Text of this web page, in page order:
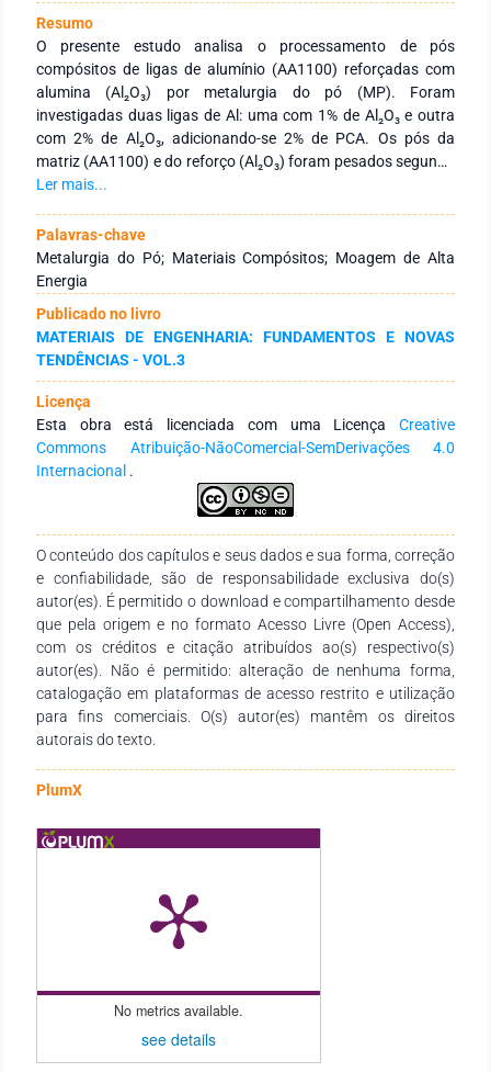
Resumo
O presente estudo analisa o processamento de pós
compósitos de ligas de alumínio (AA1100) reforçadas com
alumina (Al₂O₃) por metalurgia do pó (MP). Foram
investigadas duas ligas de Al: uma com 1% de Al₂O₃ e outra
com 2% de Al₂O₃, adicionando-se 2% de PCA. Os pós da
matriz (AA1100) e do reforço (Al₂O₃) foram pesados segundo
a composição definida e submetidos à moagem de alta
análise de tamanho de partícula (ATP), microscopia eletrônica
de varredura (MEV), espectroscopia de energia dispersiva
(EDS) e difração de raios X (DRX). Observou-se que, nos pós
reforçados com 2% de Al₂O₃, o aumento do tempo de
processamento reduziu o tamanho das partículas. Já nos
pós com 1% de Al₂O₃, após 4 horas, houve aumento do
tamanho médio das partículas, resultado da frequência de
soldagem superar a frequência de fratura. O tamanho
mediano de partícula (D50) mais satisfatório foi atingido nos
pós submetidos a 2 horas de MAE. Além disso, a morfologia
apresentou-se irregular e achatada, típica do processo de
moagem de alta energia. O EDS constatou boa incorporação
do reforço na matriz e ausência de contaminantes, enquanto
quantidades de reforço eram inferiores a 5%, não sendo
suficientes para produzir picos adicionais no espectro de
difração.
Ler mais...
Palavras-chave
Metalurgia do Pó; Materiais Compósitos; Moagem de Alta
Energia
Publicado no livro
MATERIAIS DE ENGENHARIA: FUNDAMENTOS E NOVAS
TENDÊNCIAS - VOL.3
Licença
Esta obra está licenciada com uma Licença Creative
Commons Atribuição-NãoComercial-SemDerivações 4.0
Internacional .
O conteúdo dos capítulos e seus dados e sua forma, correção
e confiabilidade, são de responsabilidade exclusiva do(s)
autor(es). É permitido o download e compartilhamento desde
que pela origem e no formato Acesso Livre (Open Access),
com os créditos e citação atribuídos ao(s) respectivo(s)
autor(es). Não é permitido: alteração de nenhuma forma,
catalogação em plataformas de acesso restrito e utilização
para fins comerciais. O(s) autor(es) mantêm os direitos
autorais do texto.
PlumX
No metrics available.
see details